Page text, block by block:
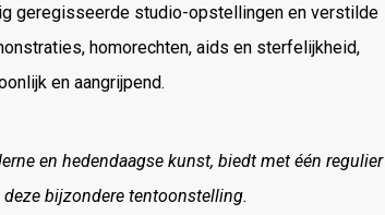
geregisseerde studio-opstellingen en verstilde
homorechten, aids en sterfelijkheid,
en aangrijpend.
en hedendaagse kunst, biedt met één regulier
bijzondere tentoonstelling.